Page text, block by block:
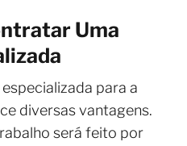
Uma
para a
diversas vantagens.
será feito por